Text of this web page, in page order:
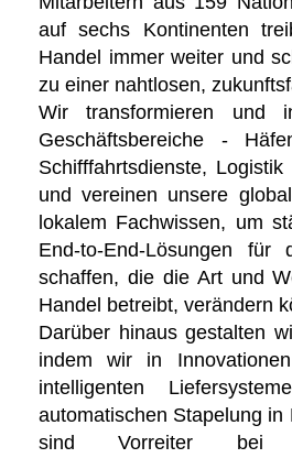
auf sechs Kontinenten
Handel immer weiter und
zu einer nahtlosen,
Wir transformieren und
Geschäftsbereiche -
Schifffahrtsdienste,
und vereinen unsere
lokalem Fachwissen, um
End-to-End-Lösungen für
schaffen, die die Art und
Handel betreibt, verändern
Darüber hinaus gestalten
indem wir in
intelligenten
automatischen Stapelung in
sind Vorreiter bei